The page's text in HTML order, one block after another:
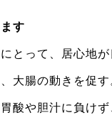
す
とって、居心地が
大腸の動きを促す
酸や胆汁に負け